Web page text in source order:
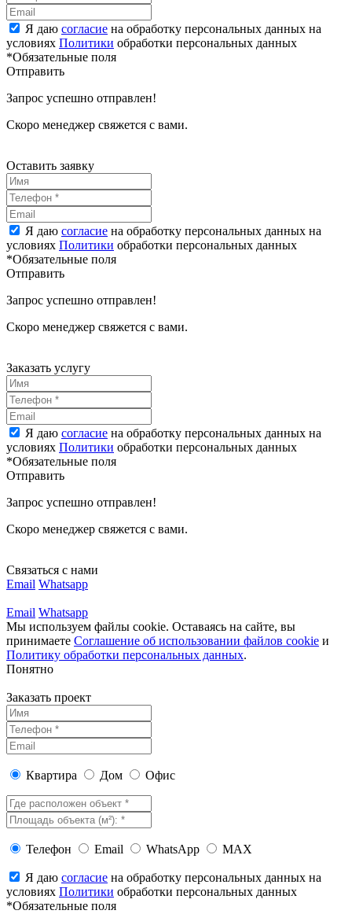
Я даю согласие на обработку персональных данных на
условиях Политики обработки персональных данных
*Обязательные поля
Отправить
Запрос успешно отправлен!
Скоро менеджер свяжется с вами.
Оставить заявку
Я даю согласие на обработку персональных данных на
условиях Политики обработки персональных данных
*Обязательные поля
Отправить
Запрос успешно отправлен!
Скоро менеджер свяжется с вами.
Заказать услугу
Я даю согласие на обработку персональных данных на
условиях Политики обработки персональных данных
*Обязательные поля
Отправить
Запрос успешно отправлен!
Скоро менеджер свяжется с вами.
Связаться с нами
Email Whatsapp
Email Whatsapp
Мы используем файлы cookie. Оставаясь на сайте, вы
принимаете Соглашение об использовании файлов cookie и
Политику обработки персональных данных.
Понятно
Заказать проект
Квартира Дом Офис
Телефон Email WhatsApp MAX
Я даю согласие на обработку персональных данных на
условиях Политики обработки персональных данных
*Обязательные поля